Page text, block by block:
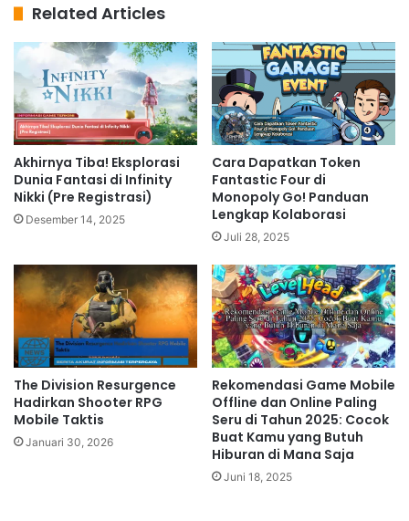
Related Articles
Akhirnya Tiba! Eksplorasi
Dunia Fantasi di Infinity
Nikki (Pre Registrasi)
Desember 14, 2025
Cara Dapatkan Token
Fantastic Four di
Monopoly Go! Panduan
Lengkap Kolaborasi
Juli 28, 2025
The Division Resurgence
Hadirkan Shooter RPG
Mobile Taktis
Januari 30, 2026
Rekomendasi Game Mobile
Offline dan Online Paling
Seru di Tahun 2025: Cocok
Buat Kamu yang Butuh
Hiburan di Mana Saja
Juni 18, 2025